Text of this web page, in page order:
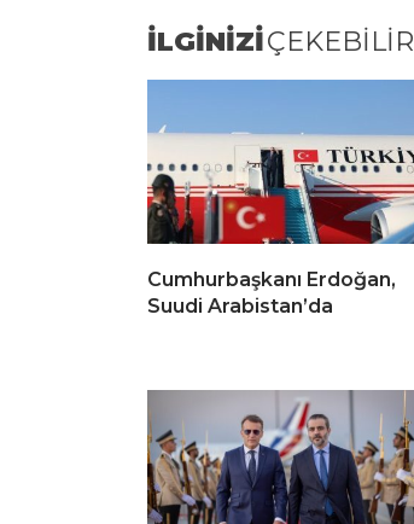
İLGİNİZİÇEKEBİLİR
Cumhurbaşkanı Erdoğan,
Suudi Arabistan’da